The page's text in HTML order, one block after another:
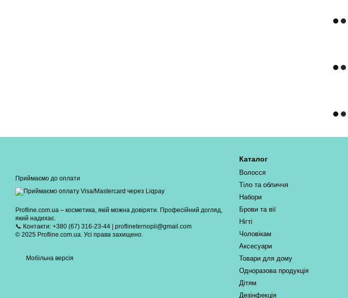
Приймаємо до оплати
Profline.com.ua – косметика, якій можна довіряти. Професійний догляд,
який надихає.
📞 Контакти: +380 (67) 316-23-44 | proflineternopil@gmail.com
© 2025 Profline.com.ua. Усі права захищено.
Мобільна версія
Каталог
Волосся
Тіло та обличчя
Набори
Брови та вії
Нігті
Чоловікам
Аксесуари
Товари для дому
Одноразова продукція
Дітям
Дезінфекція